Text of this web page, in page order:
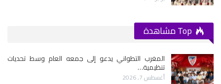
المغرب التطواني يدعو إلى جمعه العام وسط تحديات
تنظيمية…
أغسطس 7, 2026